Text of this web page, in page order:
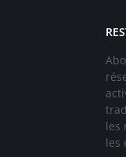
les
les